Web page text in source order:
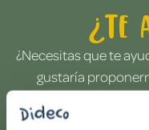
¿Te
¿Necesitas que te
gustaría
producto? ¿Has
todo va viento en